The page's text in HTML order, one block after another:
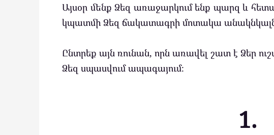
Այսօր մենք Ձեզ առաջարկում ենք պարզ և
կպատմի Ձեզ ճակատագրի մոտակա
Ընտրեք այն ռունան, որն առավել շատ է Ձեր
Ձեզ սպասվում ապագայում։
1.